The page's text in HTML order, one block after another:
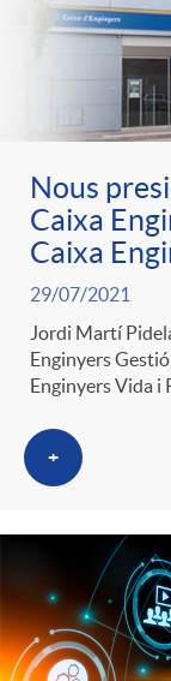
a
S
a
l
a
d
e
e
r
c
a
t
e
g
n
i
d
o
A
n
c
c
a
d
o
r
d
e
Nous
Caixa
Caixa
29/07/2021
Jordi Martí
Enginyers
Enginyers Vida i
+